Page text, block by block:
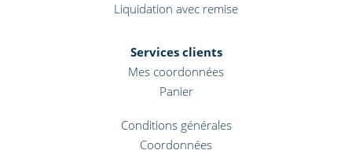
Liquidation avec remise
Services clients
Mes coordonnées
Panier
Conditions générales
Coordonnées